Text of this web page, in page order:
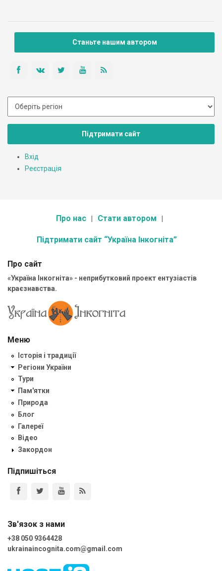
Станьте нашим автором
Підтримати сайт
Вхід
Реєстрація
Про нас Стати автором
Підтримати сайт “Україна Інкогніта”
Про сайт
«Україна Інкогніта» - неприбутковий проект ентузіастів
краєзнавства.
Меню
Історія і традиції
Регіони України
Тури
Пам'ятки
Природа
Блог
Галереї
Відео
Закордон
Підпишіться
Зв'язок з нами
+38 050 9364428
ukrainaincognita.com@gmail.com